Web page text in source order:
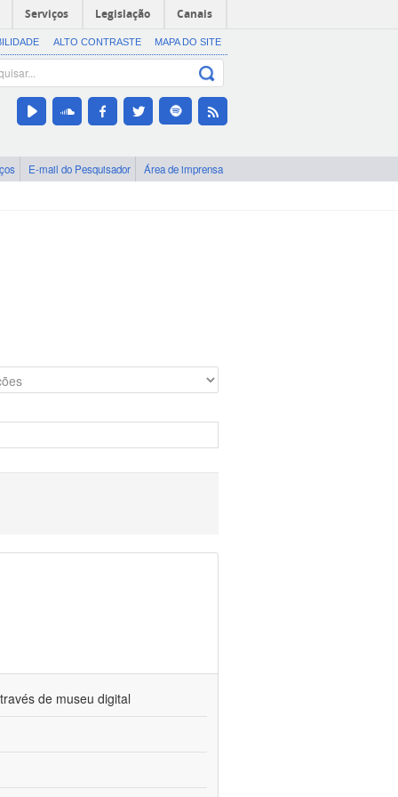
Serviços Legislação Canais
ALTO CONTRASTE MAPA DO SITE
E-mail do Pesquisador Área de imprensa
de museu digital